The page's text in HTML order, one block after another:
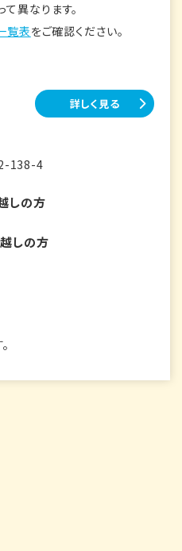
異なります。
覧表をご確認ください。
詳しく見る
138-4
しの方
しの方